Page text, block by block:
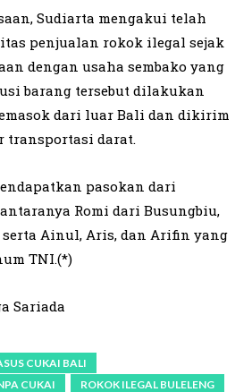
Sudiarta mengakui telah
penjualan rokok ilegal sejak
dengan usaha sembako yang
barang tersebut dilakukan
dari luar Bali dan dikirim
transportasi darat.
pasokan dari
Romi dari Busungbiu,
Ainul, Aris, dan Arifin yang
TNI.(*)
Sariada
CUKAI BALI
CUKAI
ROKOK ILEGAL BULELENG